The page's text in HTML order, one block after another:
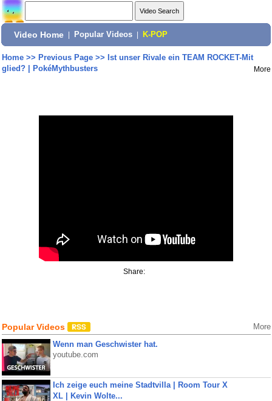
Video Home Popular Videos K-POP
Home>> Previous Page>> Ist unser Rivale ein TEAM ROCKET-Mit
glied? | PokéMythbusters
More
Share:
Popular Videos More
Wenn man Geschwister hat.
youtube.com
Ich zeige euch meine Stadtvilla | Room Tour X
XL | Kevin Wolte...